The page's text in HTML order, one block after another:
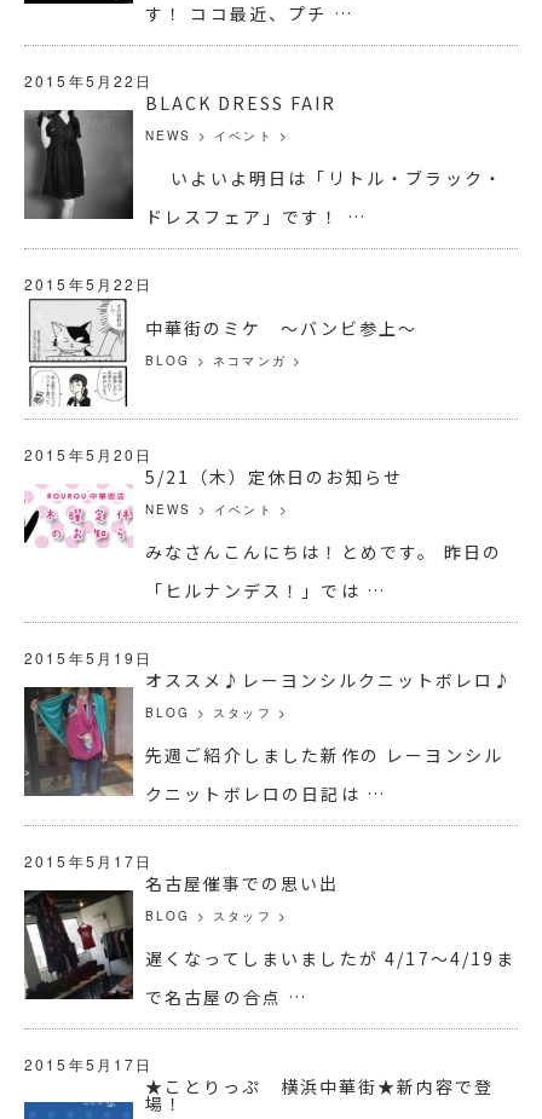
す！ ココ最近、プチ …
2015年5月22日
BLACK DRESS FAIR
NEWS > イベント >
いよいよ明日は「リトル・ブラック・
ドレスフェア」です！ …
2015年5月22日
中華街のミケ ～バンビ参上～
BLOG >ネコマンガ >
2015年5月20日
5/21（木）定休日のお知らせ
NEWS > イベント >
みなさんこんにちは！とめです。 昨日の
「ヒルナンデス！」では …
2015年5月19日
オススメ♪レーヨンシルクニットボレロ♪
BLOG > スタッフ >
先週ご紹介しました新作の レーヨンシル
クニットボレロの日記は …
2015年5月17日
名古屋催事での思い出
BLOG > スタッフ >
遅くなってしまいましたが 4/17～4/19ま
で名古屋の合点 …
2015年5月17日
★ことりっぷ 横浜中華街★新内容で登
場！